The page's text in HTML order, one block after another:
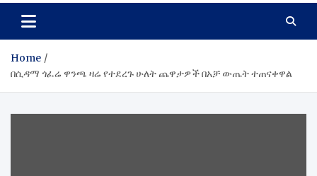
Home
በሲዳማ ጎፈሬ ዋንጫ ዛሬ የተደረጉ ሁለት ጨዋታዎች በአቻ ውጤት ተጠናቀዋል